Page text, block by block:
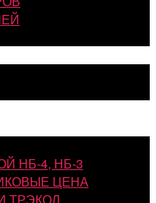
НБ-4, НБ-3
ЦЕНА